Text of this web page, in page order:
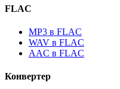
FLAC
MP3 в FLAC
WAV в FLAC
AAC в FLAC
Конвертер